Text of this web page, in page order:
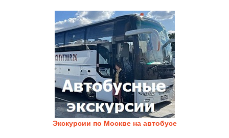
Экскурсии по Москве на автобусе